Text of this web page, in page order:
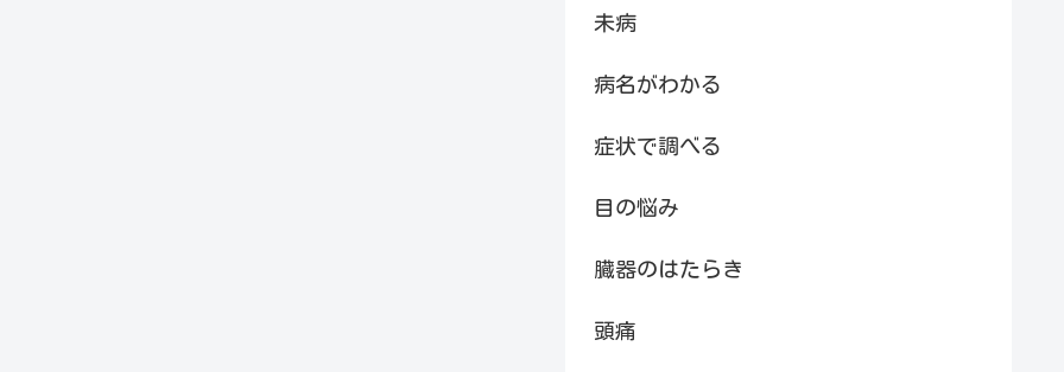
未病
病名がわかる
症状で調べる
目の悩み
臓器のはたらき
頭痛